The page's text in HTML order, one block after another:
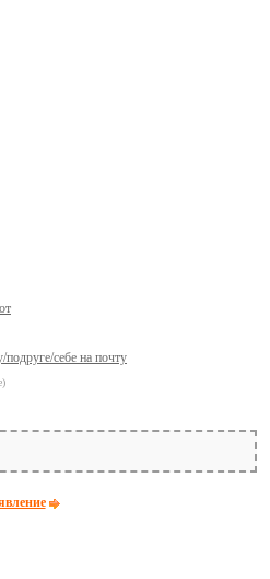
себе на почту